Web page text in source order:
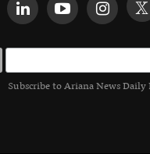
Subscribe to Ariana News